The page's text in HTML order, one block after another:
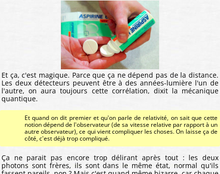
Et ça, c'est magique. Parce que ça ne dépend pas de la distance.
Les deux détecteurs peuvent être à des années-lumière l'un de
l'autre, on aura toujours cette corrélation, dixit la mécanique
quantique.
Et quand on dit premier et qu'on parle de relativité, on sait que cette
notion dépend de l'observateur (de sa vitesse relative par rapport à un
autre observateur), ce qui vient compliquer les choses. On laisse ça de
côté, c'est déjà trop compliqué.
Ça ne parait pas encore trop délirant après tout : les deux
photons sont frères, ils sont dans le même état, normal qu'ils